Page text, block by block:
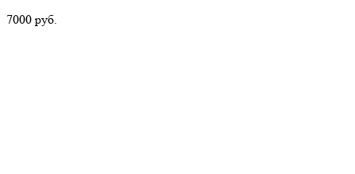
7000 руб.